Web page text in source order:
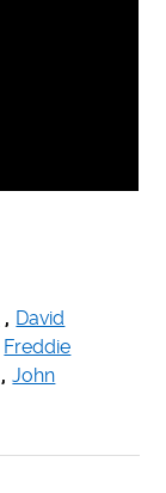
, David
Freddie
, John